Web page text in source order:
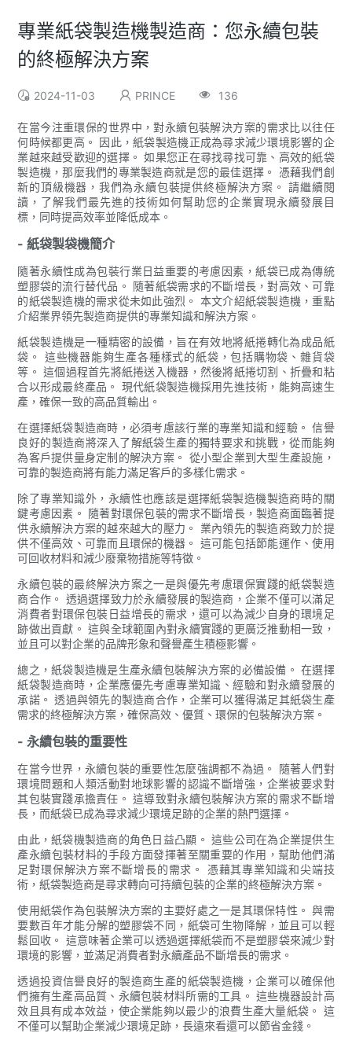
專業紙袋製造機製造商：您永續包裝
的終極解決方案
2024-11-03 PRINCE 136
在當今注重環保的世界中，對永續包裝解決方案的需求比以往任
何時候都更高。 因此，紙袋製造機正成為尋求減少環境影響的企
業越來越受歡迎的選擇。 如果您正在尋找尋找可靠、高效的紙袋
製造機，那麼我們的專業製造商就是您的最佳選擇。 憑藉我們創
新的頂級機器，我們為永續包裝提供終極解決方案。 請繼續閱
讀，了解我們最先進的技術如何幫助您的企業實現永續發展目
標，同時提高效率並降低成本。
- 紙袋製袋機簡介
隨著永續性成為包裝行業日益重要的考慮因素，紙袋已成為傳統
塑膠袋的流行替代品。 隨著紙袋需求的不斷增長，對高效、可靠
的紙袋製造機的需求從未如此強烈。 本文介紹紙袋製造機，重點
介紹業界領先製造商提供的專業知識和解決方案。
紙袋製造機是一種精密的設備，旨在有效地將紙捲轉化為成品紙
袋。 這些機器能夠生產各種樣式的紙袋，包括購物袋、雜貨袋
等。 這個過程首先將紙捲送入機器，然後將紙捲切割、折疊和粘
合以形成最終產品。 現代紙袋製造機採用先進技術，能夠高速生
產，確保一致的高品質輸出。
在選擇紙袋製造商時，必須考慮該行業的專業知識和經驗。 信譽
良好的製造商將深入了解紙袋生產的獨特要求和挑戰，從而能夠
為客戶提供量身定制的解決方案。 從小型企業到大型生產設施，
可靠的製造商將有能力滿足客戶的多樣化需求。
除了專業知識外，永續性也應該是選擇紙袋製造機製造商時的關
鍵考慮因素。 隨著對環保包裝的需求不斷增長，製造商面臨著提
供永續解決方案的越來越大的壓力。 業內領先的製造商致力於提
供不僅高效、可靠而且環保的機器。 這可能包括節能運作、使用
可回收材料和減少廢棄物措施等特徵。
永續包裝的最終解決方案之一是與優先考慮環保實踐的紙袋製造
商合作。 透過選擇致力於永續發展的製造商，企業不僅可以滿足
消費者對環保包裝日益增長的需求，還可以為減少自身的環境足
跡做出貢獻。 這與全球範圍內對永續實踐的更廣泛推動相一致，
並且可以對企業的品牌形象和聲譽產生積極影響。
總之，紙袋製造機是生產永續包裝解決方案的必備設備。 在選擇
紙袋製造商時，企業應優先考慮專業知識、經驗和對永續發展的
承諾。 透過與領先的製造商合作，企業可以獲得滿足其紙袋生產
需求的終極解決方案，確保高效、優質、環保的包裝解決方案。
- 永續包裝的重要性
在當今世界，永續包裝的重要性怎麼強調都不為過。 隨著人們對
環境問題和人類活動對地球影響的認識不斷增強，企業被要求對
其包裝實踐承擔責任。 這導致對永續包裝解決方案的需求不斷增
長，而紙袋已成為尋求減少環境足跡的企業的熱門選擇。
由此，紙袋機製造商的角色日益凸顯。 這些公司在為企業提供生
產永續包裝材料的手段方面發揮著至關重要的作用，幫助他們滿
足對環保解決方案不斷增長的需求。 憑藉其專業知識和尖端技
術，紙袋製造商是尋求轉向可持續包裝的企業的終極解決方案。
使用紙袋作為包裝解決方案的主要好處之一是其環保特性。 與需
要數百年才能分解的塑膠袋不同，紙袋可生物降解，並且可以輕
鬆回收。 這意味著企業可以透過選擇紙袋而不是塑膠袋來減少對
環境的影響，並滿足消費者對永續產品不斷增長的需求。
透過投資信譽良好的製造商生產的紙袋製造機，企業可以確保他
們擁有生產高品質、永續包裝材料所需的工具。 這些機器設計高
效且具有成本效益，使企業能夠以最少的浪費生產大量紙袋。 這
不僅可以幫助企業減少環境足跡，長遠來看還可以節省金錢。